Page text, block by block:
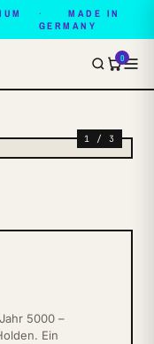
MADE IN
GERMANY
0
1 / 3
5000 –
Ein